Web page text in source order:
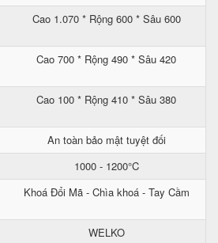
Cao 1.070 * Rộng 600 * Sâu 600
Cao 700 * Rộng 490 * Sâu 420
Cao 100 * Rộng 410 * Sâu 380
An toàn bảo mật tuyệt đối
1000 - 1200°C
Khoá Đổi Mã - Chìa khoá - Tay Cầm
WELKO